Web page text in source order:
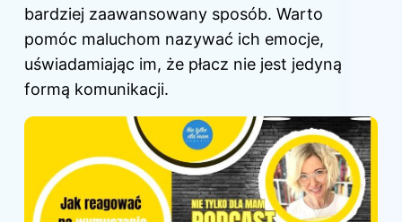
bardziej zaawansowany sposób. Warto
pomóc maluchom nazywać ich emocje,
uświadamiając im, że płacz nie jest jedyną
formą komunikacji.